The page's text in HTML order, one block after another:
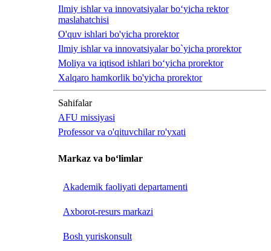
Ilmiy ishlar va innovatsiyalar bo‘yicha rektor
maslahatchisi
O'quv ishlari bo'yicha prorektor
Ilmiy ishlar va innovatsiyalar bo`yicha prorektor
Moliya va iqtisod ishlari bo‘yicha prorektor
Xalqaro hamkorlik bo'yicha prorektor
Sahifalar
AFU missiyasi
Professor va o'qituvchilar ro'yxati
Markaz va bo‘limlar
Akademik faoliyati departamenti
Axborot-resurs markazi
Bosh yuriskonsult